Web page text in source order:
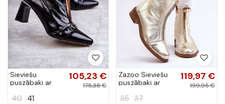
Sieviešu
puszābaki ar
krāsas
105,23 €
175,38 €
40 41
Zazoo Sieviešu
puszābaki ar
Zelta krāsas
119,97 €
199,95 €
35 37